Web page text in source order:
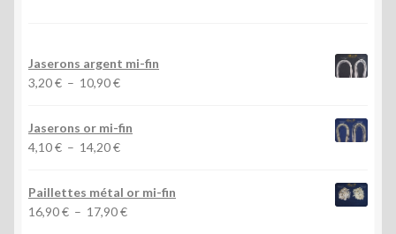
Jaserons argent mi-fin
3,20€ – 10,90€Plage
prix :
Jaserons or mi-fin
4,10€ – 14,20€Plage
prix :
4,10 €
Paillettes métal or mi-fin
16,90€ – 17,90€Plage